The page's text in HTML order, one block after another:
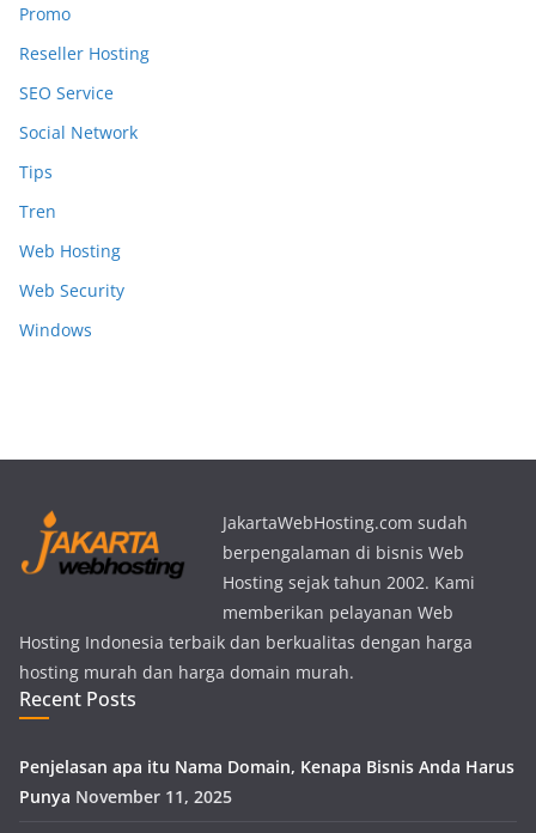
Promo
Reseller Hosting
SEO Service
Social Network
Tips
Tren
Web Hosting
Web Security
Windows
JakartaWebHosting.com sudah
berpengalaman di bisnis Web
Hosting sejak tahun 2002. Kami
memberikan pelayanan Web
Hosting Indonesia terbaik dan berkualitas dengan harga
hosting murah dan harga domain murah.
Recent Posts
Penjelasan apa itu Nama Domain, Kenapa Bisnis Anda Harus
Punya November 11, 2025